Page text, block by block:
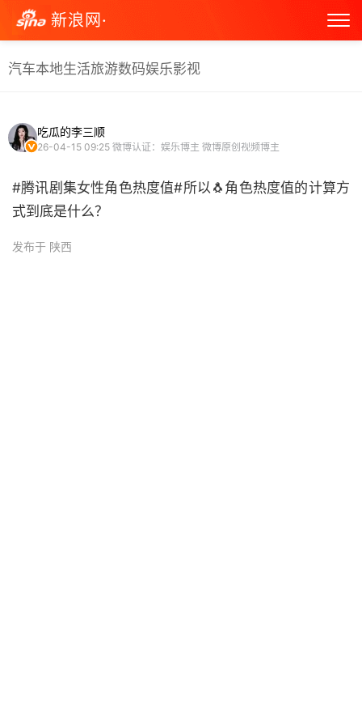
新浪网·
汽车本地生活旅游数码娱乐影视
吃瓜的李三顺
26-04-15 09:25 微博认证：娱乐博主 微博原创视频博主
#腾讯剧集女性角色热度值#所以🐧角色热度值的计算方
式到底是什么？ ​
发布于 陕西